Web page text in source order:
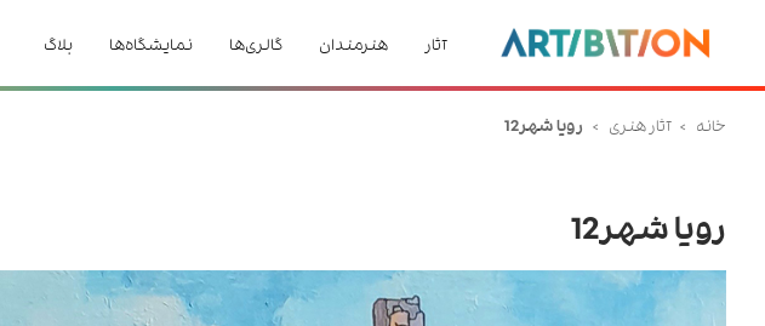
آثار هنرمندان گالری‌ها نمایشگاه‌ها بلاگ
خانه > آثار هنری > رویا شهر12
رویا شهر12